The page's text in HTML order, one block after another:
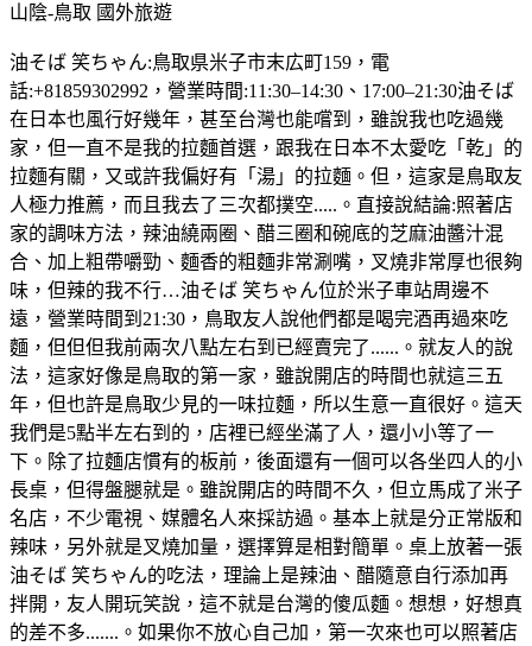
山陰-鳥取 國外旅遊
油そば 笑ちゃん:鳥取県米子市末広町159，電
話:+81859302992，營業時間:11:30–14:30、17:00–21:30油そば
在日本也風行好幾年，甚至台灣也能嚐到，雖說我也吃過幾
家，但一直不是我的拉麵首選，跟我在日本不太愛吃「乾」的
拉麵有關，又或許我偏好有「湯」的拉麵。但，這家是鳥取友
人極力推薦，而且我去了三次都撲空.....。直接說結論:照著店
家的調味方法，辣油繞兩圈、醋三圈和碗底的芝麻油醬汁混
合、加上粗帶嚼勁、麵香的粗麵非常涮嘴，叉燒非常厚也很夠
味，但辣的我不行…油そば 笑ちゃん位於米子車站周邊不
遠，營業時間到21:30，鳥取友人說他們都是喝完酒再過來吃
麵，但但但我前兩次八點左右到已經賣完了......。就友人的說
法，這家好像是鳥取的第一家，雖說開店的時間也就這三五
年，但也許是鳥取少見的一味拉麵，所以生意一直很好。這天
我們是5點半左右到的，店裡已經坐滿了人，還小小等了一
下。除了拉麵店慣有的板前，後面還有一個可以各坐四人的小
長桌，但得盤腿就是。雖說開店的時間不久，但立馬成了米子
名店，不少電視、媒體名人來採訪過。基本上就是分正常版和
辣味，另外就是叉燒加量，選擇算是相對簡單。桌上放著一張
油そば 笑ちゃん的吃法，理論上是辣油、醋隨意自行添加再
拌開，友人開玩笑說，這不就是台灣的傻瓜麵。想想，好想真
的差不多.......。如果你不放心自己加，第一次來也可以照著店